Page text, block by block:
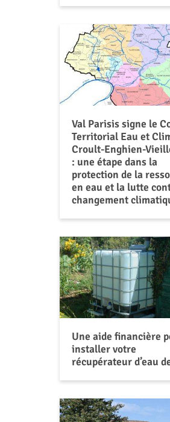
Val Parisis signe le
Territorial Eau et
Croult-Enghien-
: une étape dans la
protection de la
en eau et la lutte
changement
Une aide financière
installer votre
récupérateur d’eau